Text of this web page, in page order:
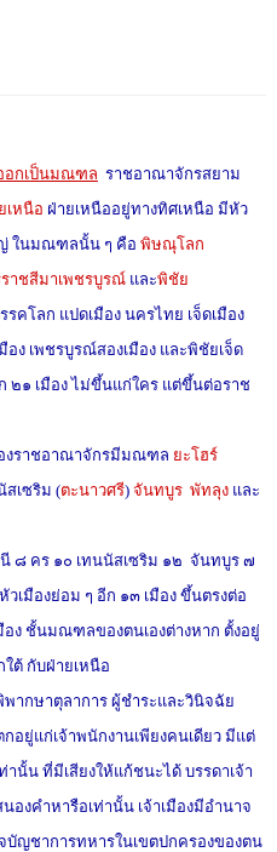
อกเป็นมณฑล ราชอาณาจักรสยาม
เหนือ ฝ่ายเหนืออยู่ทางทิศเหนือ มีหัว
ญ่ ในมณฑลนั้น ๆ คือ พิษณุโลก
าชสีมาเพชรบูรณ์และพิชัย
ลก แปดเมือง นครไทย เจ็ดเมือง
อง เพชรบูรณ์สองเมือง และพิชัยเจ็ด
๒๑ เมือง ไม่ขึ้นแก่ใคร แต่ขึ้นต่อราช
ราชอาณาจักรมีมณฑล ยะโฮร์
เซริม (ตะนาวศรี) จันทบูร พัทลุงและ
คร ๑๐ เทนนัสเซริม ๑๒ จันทบูร ๗
มืองย่อม ๆ อีก ๑๓ เมือง ขึ้นตรงต่อ
ง ชั้นมณฑลของตนเองต่างหาก ตั้งอยู่
ต้ กับฝ่ายเหนือ
กษาตุลาการ ผู้ชำระและวินิจฉัย
อยู่แก่เจ้าพนักงานเพียงคนเดียว มีแต่
นั้น ที่มีเสียงให้แก้ชนะได้ บรรดาเจ้า
งคำหารือเท่านั้น เจ้าเมืองมีอำนาจ
ญชาการทหารในเขตปกครองของตน